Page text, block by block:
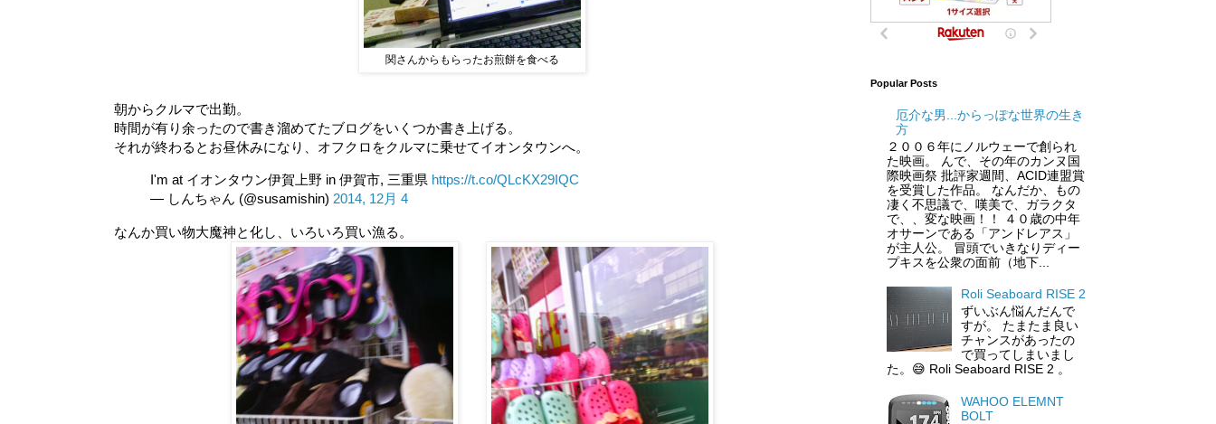
関さんからもらったお煎餅を食べる
朝からクルマで出勤。
時間が有り余ったので書き溜めてたブログをいくつか書き上げる。
それが終わるとお昼休みになり、オフクロをクルマに乗せてイオンタウンへ。
I'm at イオンタウン伊賀上野 in 伊賀市, 三重県 https://t.co/QLcKX29IQC
— しんちゃん (@susamishin) 2014, 12月 4
なんか買い物大魔神と化し、いろいろ買い漁る。
Popular Posts
厄介な男...からっぽな世界の生き
方
２００６年にノルウェーで創られ
た映画。 んで、その年のカンヌ国
際映画祭 批評家週間、ACID連盟賞
を受賞した作品。 なんだか、もの
凄く不思議で、嘆美で、ガラクタ
で、、変な映画！！ ４０歳の中年
オサーンである「アンドレアス」
が主人公。 冒頭でいきなりディー
プキスを公衆の面前（地下...
Roli Seaboard RISE 2
ずいぶん悩んだんで
すが。 たまたま良い
チャンスがあったの
で買ってしまいまし
た。😅 Roli Seaboard RISE 2 。
WAHOO ELEMNT
BOLT